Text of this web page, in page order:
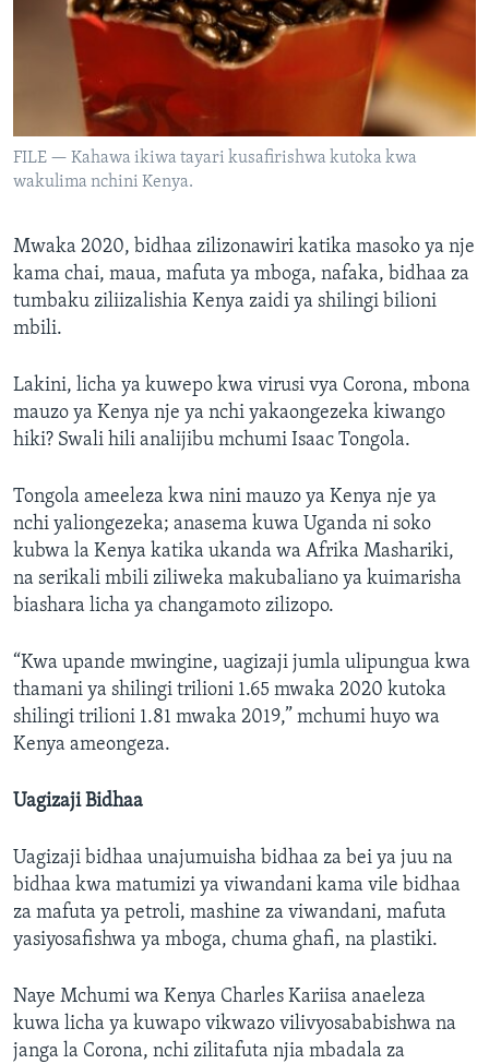
FILE — Kahawa ikiwa tayari kusafirishwa kutoka kwa
wakulima nchini Kenya.
Mwaka 2020, bidhaa zilizonawiri katika masoko ya nje
kama chai, maua, mafuta ya mboga, nafaka, bidhaa za
tumbaku ziliizalishia Kenya zaidi ya shilingi bilioni
mbili.
Lakini, licha ya kuwepo kwa virusi vya Corona, mbona
mauzo ya Kenya nje ya nchi yakaongezeka kiwango
hiki? Swali hili analijibu mchumi Isaac Tongola.
Tongola ameeleza kwa nini mauzo ya Kenya nje ya
nchi yaliongezeka; anasema kuwa Uganda ni soko
kubwa la Kenya katika ukanda wa Afrika Mashariki,
na serikali mbili ziliweka makubaliano ya kuimarisha
biashara licha ya changamoto zilizopo.
“Kwa upande mwingine, uagizaji jumla ulipungua kwa
thamani ya shilingi trilioni 1.65 mwaka 2020 kutoka
shilingi trilioni 1.81 mwaka 2019,” mchumi huyo wa
Kenya ameongeza.
Uagizaji Bidhaa
Uagizaji bidhaa unajumuisha bidhaa za bei ya juu na
bidhaa kwa matumizi ya viwandani kama vile bidhaa
za mafuta ya petroli, mashine za viwandani, mafuta
yasiyosafishwa ya mboga, chuma ghafi, na plastiki.
Naye Mchumi wa Kenya Charles Kariisa anaeleza
kuwa licha ya kuwapo vikwazo vilivyosababishwa na
janga la Corona, nchi zilitafuta njia mbadala za